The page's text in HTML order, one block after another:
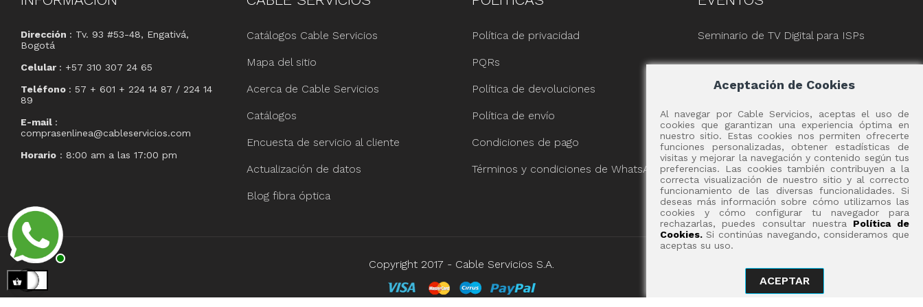
Dirección : Tv. 93 #53-48, Engativá,
Bogotá
Celular : +57 310 307 24 65
Teléfono : 57 + 601 + 224 14 87 / 224 14
89
E-mail :
comprasenlinea@cableservicios.com
Horario : 8:00 am a las 17:00 pm
Catálogos Cable Servicios
Mapa del sitio
Acerca de Cable Servicios
Catálogos
Encuesta de servicio al cliente
Actualización de datos
Blog fibra óptica
Política de privacidad
PQRs
Política de devoluciones
Política de envío
Condiciones de pago
Términos y condiciones de WhatsApp
Seminario de TV Digital para ISPs
Aceptación de Cookies
Al navegar por Cable Servicios, aceptas el uso de
cookies que garantizan una experiencia óptima en
nuestro sitio. Estas cookies nos permiten ofrecerte
funciones personalizadas, obtener estadísticas de
visitas y mejorar la navegación y contenido según tus
preferencias. Las cookies también contribuyen a la
correcta visualización de nuestro sitio y al correcto
funcionamiento de las diversas funcionalidades. Si
deseas más información sobre cómo utilizamos las
cookies y cómo configurar tu navegador para
rechazarlas, puedes consultar nuestra Política de
Cookies.Si continúas navegando, consideramos que
aceptas su uso.
ACEPTAR
Copyright 2017 - Cable Servicios S.A.